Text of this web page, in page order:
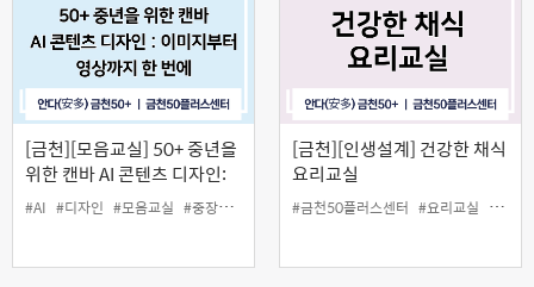
[금천][모음교실] 50+ 중년을
위한 캔바 AI 콘텐츠 디자인:
이미지부터 영상까지 한 번에
#AI #디자인 #모음교실 #중장년
[금천][인생설계] 건강한 채식
요리교실
#금천50플러스센터 #요리교실 #중장